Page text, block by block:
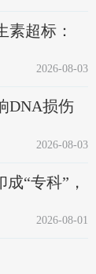
素超标：
2026-08-03
DNA损伤
2026-08-03
“专科”，
2026-08-01